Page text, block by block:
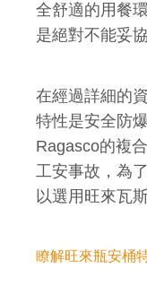
全舒適的用餐
是絕對不能妥
在經過詳細的
特性是安全防
Ragasco的複
工安事故，為
以選用旺來瓦斯
瞭解旺來瓶安桶